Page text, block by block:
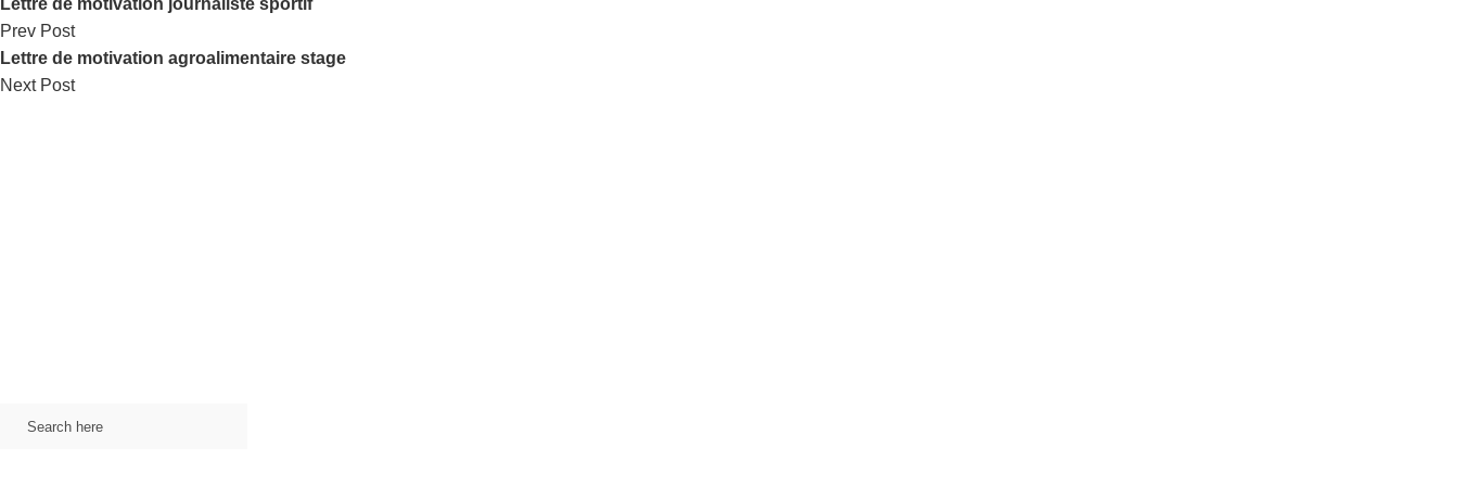
Lettre de motivation journaliste sportif
Prev Post
Lettre de motivation agroalimentaire stage
Next Post